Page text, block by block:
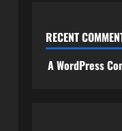
RECENT
A WordPress